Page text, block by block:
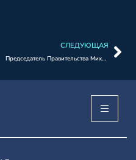
СЛЕДУЮЩАЯ
Председатель Правительства Михаил Мишустин подписал постановление, которым утверждено положение о государственном учёте жилищного фонда в России.